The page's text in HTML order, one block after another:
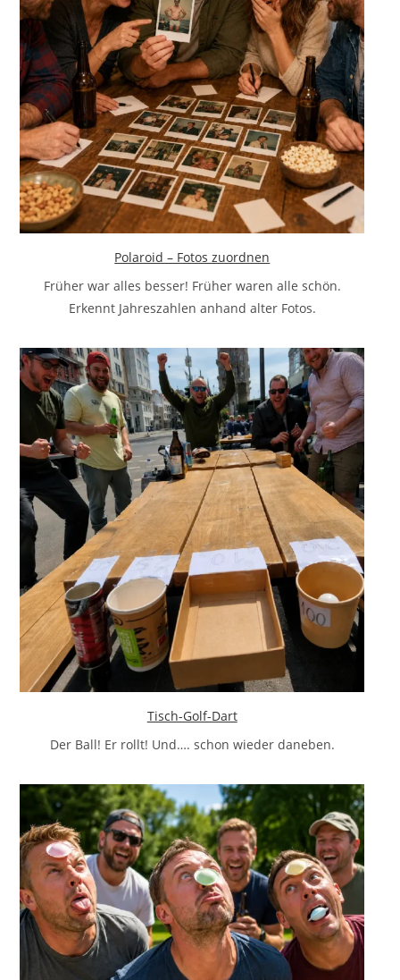
Polaroid – Fotos zuordnen
Früher war alles besser! Früher waren alle schön.
Erkennt Jahreszahlen anhand alter Fotos.
Tisch-Golf-Dart
Der Ball! Er rollt! Und…. schon wieder daneben.